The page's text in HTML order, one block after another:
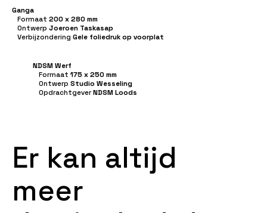
Ganga
Formaat200 x 280 mm
OntwerpJoeroen Taskasap
Verbijzondering Gele foliedruk op voorplat
NDSM Werf
Formaat 175 x 250mm
Ontwerp Studio Wesseling
Opdrachtgever NDSM Loods
Er kan altijd
meer